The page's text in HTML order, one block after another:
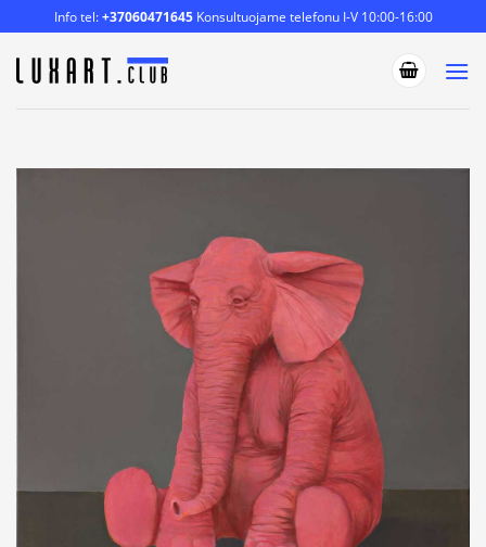
to
content
Info tel:+37060471645Konsultuojame telefonu I-V 10:00-16:00